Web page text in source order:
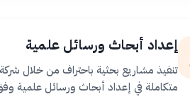
إعداد أبحاث ورسائل علمية
تنفيذ مشاريع بحثية باحتراف من خلال
متكاملة في إعداد أبحاث ورسائل علمية وفق